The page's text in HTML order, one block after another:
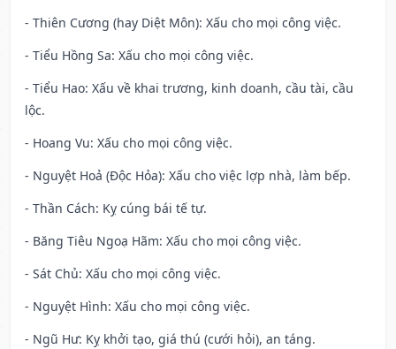
- Thiên Cương (hay Diệt Môn): Xấu cho mọi công việc.
- Tiểu Hồng Sa: Xấu cho mọi công việc.
- Tiểu Hao: Xấu về khai trương, kinh doanh, cầu tài, cầu
lộc.
- Hoang Vu: Xấu cho mọi công việc.
- Nguyệt Hoả (Độc Hỏa): Xấu cho việc lợp nhà, làm bếp.
- Thần Cách: Kỵ cúng bái tế tự.
- Băng Tiêu Ngoạ Hãm: Xấu cho mọi công việc.
- Sát Chủ: Xấu cho mọi công việc.
- Nguyệt Hình: Xấu cho mọi công việc.
- Ngũ Hư: Kỵ khởi tạo, giá thú (cưới hỏi), an táng.